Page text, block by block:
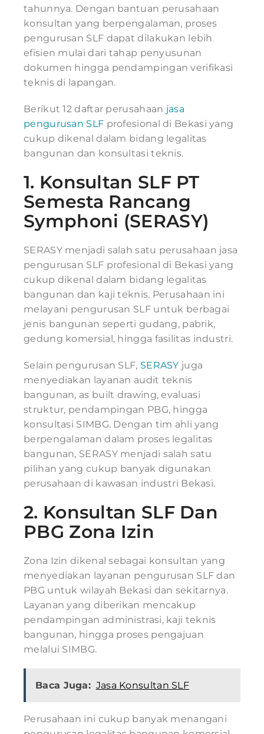
tahunnya. Dengan bantuan perusahaan
konsultan yang berpengalaman, proses
pengurusan SLF dapat dilakukan lebih
efisien mulai dari tahap penyusunan
dokumen hingga pendampingan verifikasi
teknis di lapangan.
Berikut 12 daftar perusahaan jasa
pengurusan SLF profesional di Bekasi yang
cukup dikenal dalam bidang legalitas
bangunan dan konsultasi teknis.
1. Konsultan SLF PT
Semesta Rancang
Symphoni (SERASY)
SERASY menjadi salah satu perusahaan jasa
pengurusan SLF profesional di Bekasi yang
cukup dikenal dalam bidang legalitas
bangunan dan kaji teknis. Perusahaan ini
melayani pengurusan SLF untuk berbagai
jenis bangunan seperti gudang, pabrik,
gedung komersial, hingga fasilitas industri.
Selain pengurusan SLF, SERASY juga
menyediakan layanan audit teknis
bangunan, as built drawing, evaluasi
struktur, pendampingan PBG, hingga
konsultasi SIMBG. Dengan tim ahli yang
berpengalaman dalam proses legalitas
bangunan, SERASY menjadi salah satu
pilihan yang cukup banyak digunakan
perusahaan di kawasan industri Bekasi.
2. Konsultan SLF Dan
PBG Zona Izin
Zona Izin dikenal sebagai konsultan yang
menyediakan layanan pengurusan SLF dan
PBG untuk wilayah Bekasi dan sekitarnya.
Layanan yang diberikan mencakup
pendampingan administrasi, kaji teknis
bangunan, hingga proses pengajuan
melalui SIMBG.
Baca Juga: Jasa Konsultan SLF
Perusahaan ini cukup banyak menangani